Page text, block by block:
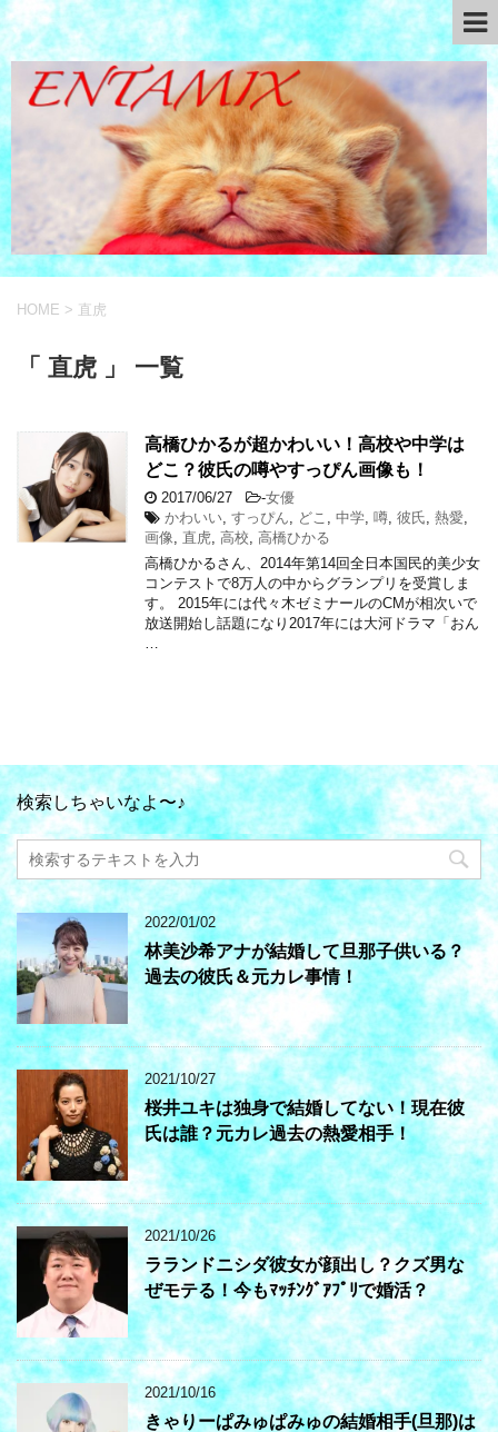
HOME > 直虎
「 直虎 」 一覧
高橋ひかるが超かわいい！高校や中学は
どこ？彼氏の噂やすっぴん画像も！
2017/06/27 -女優
かわいい すっぴん どこ 中学 噂 彼氏 熱愛
画像 直虎 高校 高橋ひかる
高橋ひかるさん、2014年第14回全日本国民的美少女
コンテストで8万人の中からグランプリを受賞しま
す。 2015年には代々木ゼミナールのCMが相次いで
放送開始し話題になり2017年には大河ドラマ「おん
検索しちゃいなよ〜♪
2022/01/02
林美沙希アナが結婚して旦那子供いる？
過去の彼氏＆元カレ事情！
2021/10/27
桜井ユキは独身で結婚してない！現在彼
氏は誰？元カレ過去の熱愛相手！
2021/10/26
ラランドニシダ彼女が顔出し？クズ男な
ぜモテる！今もﾏｯﾁﾝｸﾞｱﾌﾟﾘで婚活？
2021/10/16
きゃりーぱみゅぱみゅの結婚相手(旦那)は